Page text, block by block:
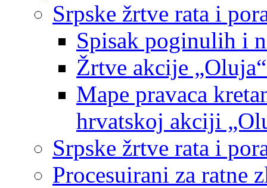
Srpske žrtve rata i
Spisak poginulih i
Žrtve akcije
Mape pravaca
hrvatskoj akciji
Srpske žrtve rata i
Procesuirani za ratne